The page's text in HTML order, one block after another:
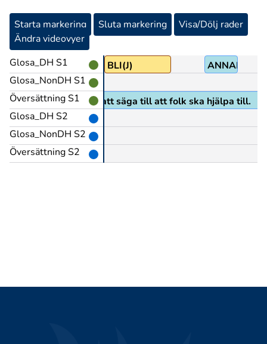
Starta markering Sluta markering
Visa/Dölj rader
Ändra videovyer
Glosa_DH S1
Glosa_NonDH S1
Översättning S1
Glosa_DH S2
Glosa_NonDH S2
Översättning S2
BLI(J) ANNAN(ea)
du ha möjlighet att säga till att folk ska hjälpa till.